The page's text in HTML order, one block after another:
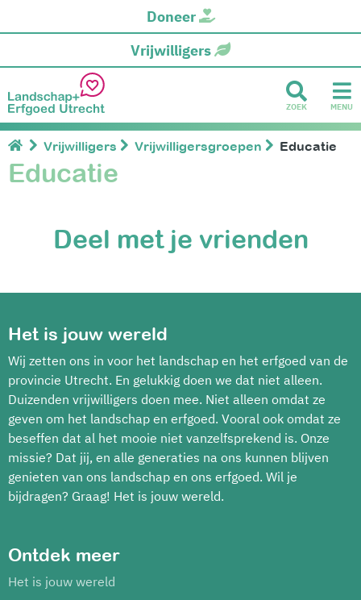
Doneer
Vrijwilligers
ZOEK MENU
Vrijwilligers Vrijwilligersgroepen Educatie
Educatie
Deel met je vrienden
Het is jouw wereld
Wij zetten ons in voor het landschap en het erfgoed van de
provincie Utrecht. En gelukkig doen we dat niet alleen.
Duizenden vrijwilligers doen mee. Niet alleen omdat ze
geven om het landschap en erfgoed. Vooral ook omdat ze
beseffen dat al het mooie niet vanzelfsprekend is. Onze
missie? Dat jij, en alle generaties na ons kunnen blijven
genieten van ons landschap en ons erfgoed. Wil je
bijdragen? Graag! Het is jouw wereld.
Ontdek meer
Het is jouw wereld